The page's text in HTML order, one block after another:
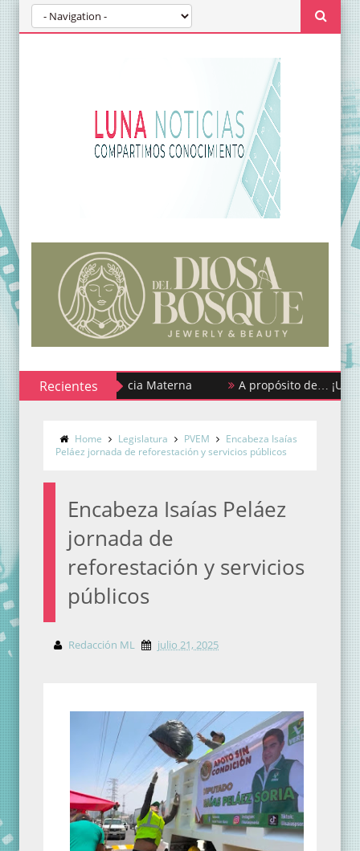
Recientes
de la Lactancia Materna A propósito de… ¡Urgencias y
Home Legislatura PVEM
Encabeza Isaías
Peláez jornada de reforestación y servicios públicos
Encabeza Isaías Peláez
jornada de
reforestación y servicios
públicos
Redacción ML julio 21, 2025